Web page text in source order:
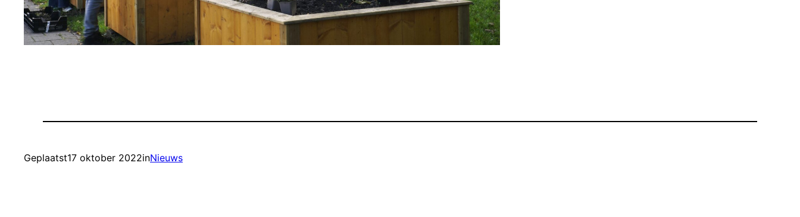
Geplaatst17 oktober 2022inNieuws